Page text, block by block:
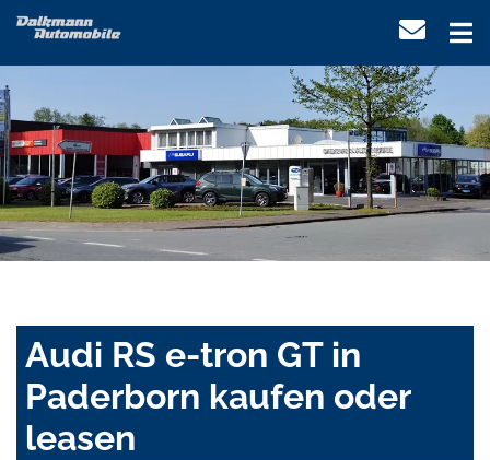
Audi RS e-tron GT in
Paderborn kaufen oder
leasen